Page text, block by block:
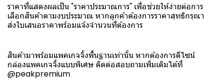
ราคาที่แสดงผลเป็น "ราคาประมาณการ" เพื่อช่วยให้ง่ายต่อการ
เลือกสินค้าตามงบประมาณ หากลูกค้าต้องการราคาสุทธิกรุณา
ส่งใบเสนอราคาพร้อมแจ้งจำนวนที่ต้องการ
สินค้ามาพร้อมแพคเกจจิ้งพื้นฐานเท่านั้น หากต้องการดีไซน์
กล่องแพคเกจจิ้งแบบพิเศษ ติดต่อสอบถามเพิ่มเติมได้ที่
@peakpremium